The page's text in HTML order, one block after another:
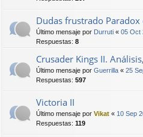
Dudas frustrado Paradox
Último mensaje por Durruti « 05 Oct
Respuestas: 8
Crusader Kings II.
Último mensaje por Guerrilla « 25
Respuestas: 597
Victoria II
Último mensaje por Vikat « 10 Sep
Respuestas: 119